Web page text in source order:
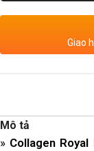
Giao
Mô tả
» Collagen